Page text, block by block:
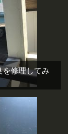
を修理してみ